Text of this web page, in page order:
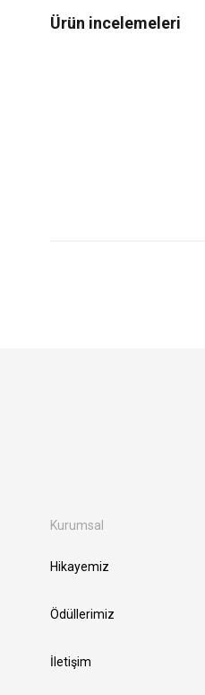
Kurumsal
Hikayemiz
Ödüllerimiz
İletişim